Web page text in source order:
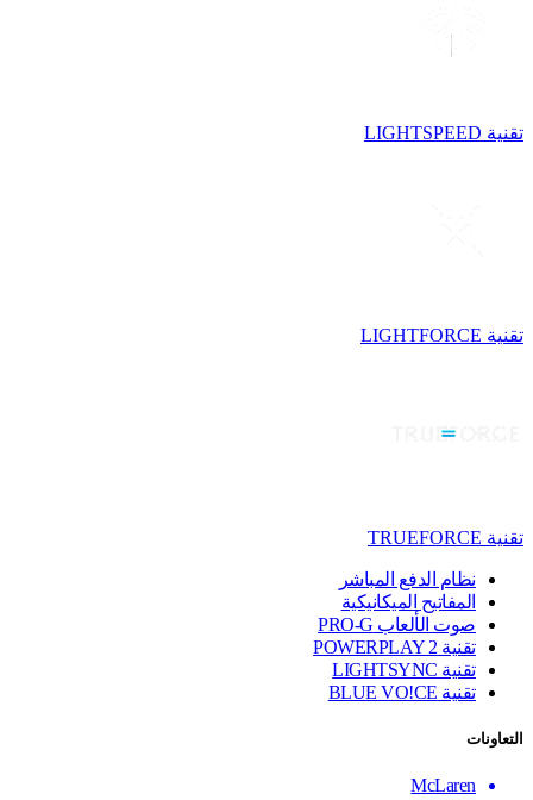
تقنية LIGHTSPEED
تقنية LIGHTFORCE
تقنية TRUEFORCE
نظام الدفع المباشر
المفاتيح الميكانيكية
صوت الألعاب PRO-G
تقنية ‏POWERPLAY 2
تقنية LIGHTSYNC
تقنية BLUE VO!CE
التعاونات
McLaren